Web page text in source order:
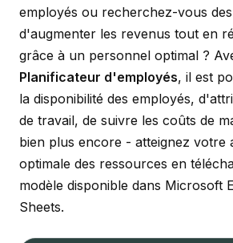
employés ou recherchez-vous
d'augmenter les revenus tout en
grâce à un personnel optimal ?
Planificateur d'employés, il est
la disponibilité des employés,
de travail, de suivre les coûts de
bien plus encore - atteignez votre
optimale des ressources en
modèle disponible dans Microsoft
Sheets.